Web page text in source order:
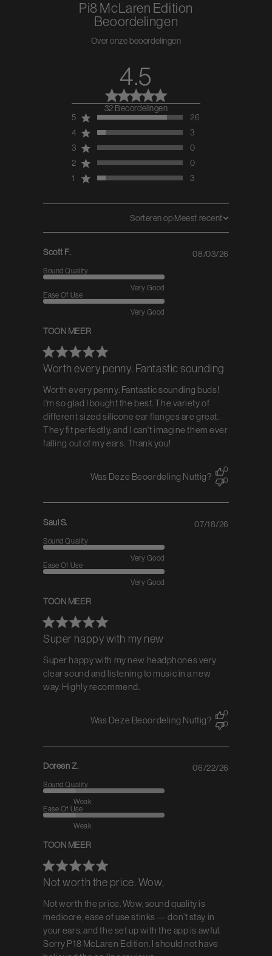
Pi8 McLaren Edition
Beoordelingen
Over onze beoordelingen
4.5
4.5 out of 5 stars 32
total reviews
32 Beoordelingen
5
26
4
3
3
0
2
0
1
3
Sorteren op:Meest recent
Scott F.
Worth every penny. Fantastic sounding
Worth every penny. Fantastic sounding buds!
I'm so glad I bought the best. The variety of
different sized silicone ear flanges are great.
They fit perfectly, and I can't imagine them ever
falling out of my ears. Thank you!
Sound Quality
Very Good
Ease Of Use
Very Good
TOON MEER
08/03/26
Was Deze Beoordeling Nuttig?
0
0
Saul S.
Super happy with my new
Super happy with my new headphones very
clear sound and listening to music in a new
way. Highly recommend.
Sound Quality
Very Good
Ease Of Use
Very Good
TOON MEER
07/18/26
Was Deze Beoordeling Nuttig?
0
0
Doreen Z.
Not worth the price. Wow,
Not worth the price. Wow, sound quality is
mediocre, ease of use stinks — don’t stay in
your ears, and the set up with the app is awful.
Sorry P18 McLaren Edition. I should not have
Sound Quality
Weak
Ease Of Use
Weak
TOON MEER
06/22/26